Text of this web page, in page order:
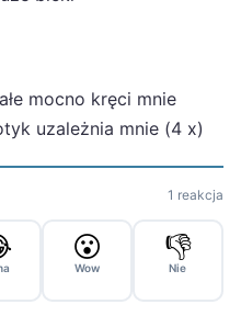
mocno kręci mnie
uzależnia mnie (4 x)
1 reakcja
😮
Wow
👎
Nie